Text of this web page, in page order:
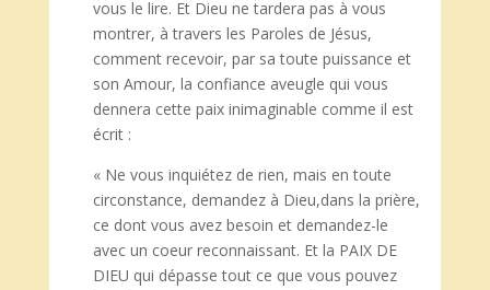
vous le lire. Et Dieu ne tardera pas à vous
montrer, à travers les Paroles de Jésus,
comment recevoir, par sa toute puissance et
son Amour, la confiance aveugle qui vous
dennera cette paix inimaginable comme il est
écrit :
« Ne vous inquiétez de rien, mais en toute
circonstance, demandez à Dieu,dans la prière,
ce dont vous avez besoin et demandez-le
avec un coeur reconnaissant. Et la PAIX DE
DIEU qui dépasse tout ce que vous pouvez